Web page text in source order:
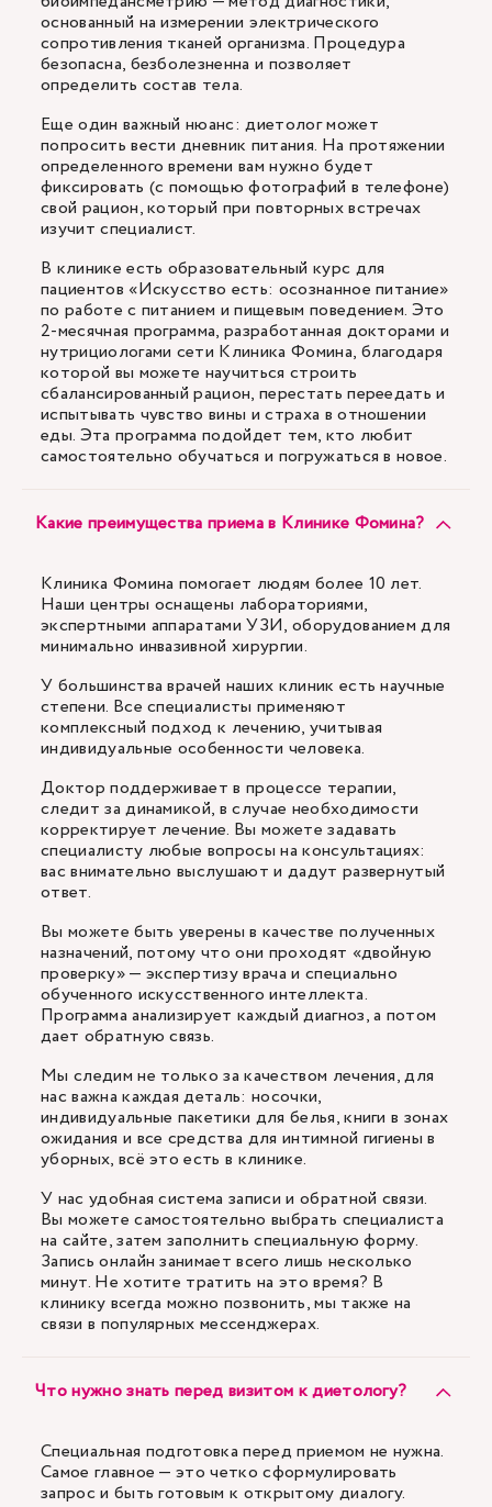
основанный на измерении электрического
сопротивления тканей организма. Процедура
безопасна, безболезненна и позволяет
определить состав тела.
Еще один важный нюанс: диетолог может
попросить вести дневник питания. На протяжении
определенного времени вам нужно будет
фиксировать (с помощью фотографий в телефоне)
свой рацион, который при повторных встречах
изучит специалист.
В клинике есть образовательный курс для
пациентов «Искусство есть: осознанное питание»
по работе с питанием и пищевым поведением. Это
2-месячная программа, разработанная докторами и
нутрициологами сети Клиника Фомина, благодаря
которой вы можете научиться строить
сбалансированный рацион, перестать переедать и
испытывать чувство вины и страха в отношении
еды. Эта программа подойдет тем, кто любит
самостоятельно обучаться и погружаться в новое.
Какие преимущества приема в Клинике Фомина?
Клиника Фомина помогает людям более 10 лет.
Наши центры оснащены лабораториями,
экспертными аппаратами УЗИ, оборудованием для
минимально инвазивной хирургии.
У большинства врачей наших клиник есть научные
степени. Все специалисты применяют
комплексный подход к лечению, учитывая
индивидуальные особенности человека.
Доктор поддерживает в процессе терапии,
следит за динамикой, в случае необходимости
корректирует лечение. Вы можете задавать
специалисту любые вопросы на консультациях:
вас внимательно выслушают и дадут развернутый
ответ.
Вы можете быть уверены в качестве полученных
назначений, потому что они проходят «двойную
проверку» — экспертизу врача и специально
обученного искусственного интеллекта.
Программа анализирует каждый диагноз, а потом
дает обратную связь.
Мы следим не только за качеством лечения, для
нас важна каждая деталь: носочки,
индивидуальные пакетики для белья, книги в зонах
ожидания и все средства для интимной гигиены в
уборных, всё это есть в клинике.
У нас удобная система записи и обратной связи.
Вы можете самостоятельно выбрать специалиста
на сайте, затем заполнить специальную форму.
Запись онлайн занимает всего лишь несколько
минут. Не хотите тратить на это время? В
клинику всегда можно позвонить, мы также на
связи в популярных мессенджерах.
Что нужно знать перед визитом к диетологу?
Специальная подготовка перед приемом не нужна.
Самое главное — это четко сформулировать
запрос и быть готовым к открытому диалогу.